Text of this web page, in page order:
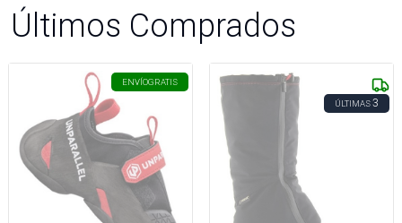
Últimos Comprados
ENVÍOGRATIS
ÚLTIMAS3